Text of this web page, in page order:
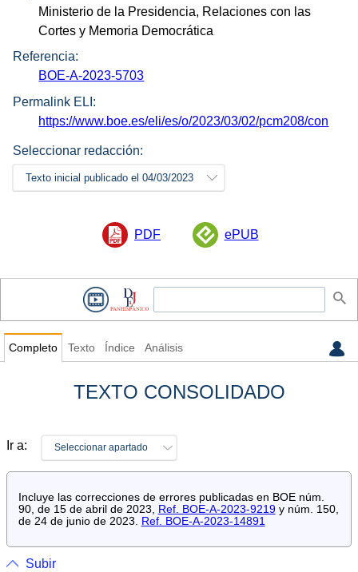
Ministerio de la Presidencia, Relaciones con las
Cortes y Memoria Democrática
Referencia:
BOE-A-2023-5703
Permalink ELI:
https://www.boe.es/eli/es/o/2023/03/02/pcm208/con
Seleccionar redacción:
Texto inicial publicado el 04/03/2023
PDF ePUB
Completo Texto Índice Análisis
TEXTO CONSOLIDADO
Ir a: Seleccionar apartado
Incluye las correcciones de errores publicadas en BOE núm.
90, de 15 de abril de 2023,
Ref. BOE-A-2023-9219y núm. 150,
de 24 de junio de 2023.
Ref. BOE-A-2023-14891
Subir